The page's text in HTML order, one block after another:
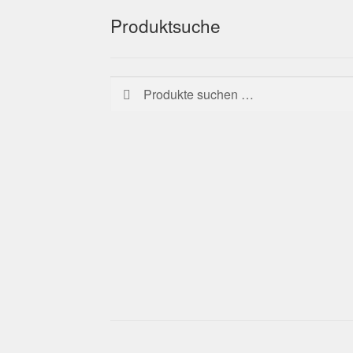
Produktsuche
Suchen
nach:
Suchen